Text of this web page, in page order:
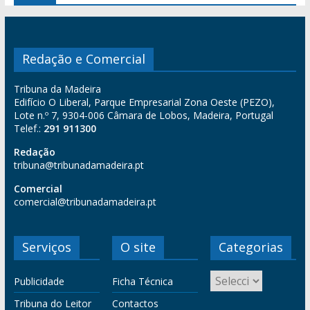
Redação e Comercial
Tribuna da Madeira
Edifício O Liberal, Parque Empresarial Zona Oeste (PEZO),
Lote n.º 7, 9304-006 Câmara de Lobos, Madeira, Portugal
Telef.: 291 911300
Redação
tribuna@tribunadamadeira.pt
Comercial
comercial@tribunadamadeira.pt
Serviços
Publicidade
Tribuna do Leitor
O site
Ficha Técnica
Contactos
Categorias